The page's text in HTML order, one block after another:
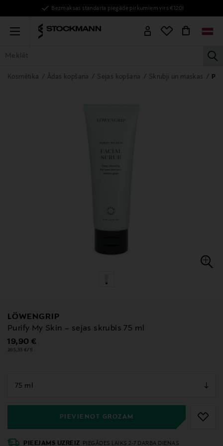
Bezmaksas standarta piegāde pirkumiem virs €120!
Menu
VISAS PRECES SIEVIETĒM VĪRIEŠIEM BĒRNIEM MĀJAI
Kosmētika Ādas kopšana Sejas kopšana Skrubji un maskas
LÖWENGRIP
Purify My Skin – sejas skrubis 75 ml
Original Price
19,90 €
265,33 €/1l
PIEVIENOT GROZAM
PIEEJAMS UZREIZ
PIEGĀDES LAIKS 2-7 DARBA DIENAS